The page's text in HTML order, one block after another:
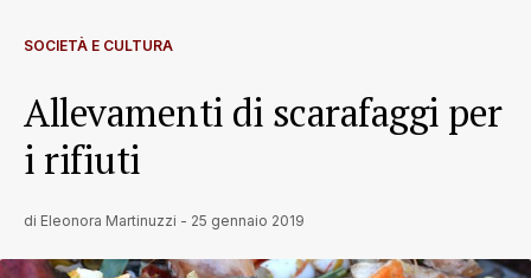
SOCIETÀ E CULTURA
Allevamenti di scarafaggi per
i rifiuti
di Eleonora Martinuzzi - 25 gennaio 2019